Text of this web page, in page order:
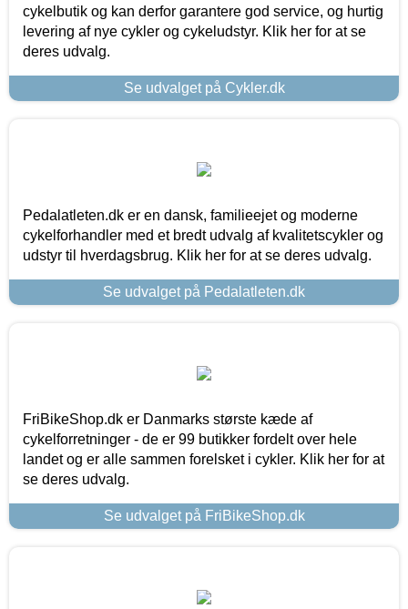
cykelbutik og kan derfor garantere god service, og hurtig
levering af nye cykler og cykeludstyr. Klik her for at se
deres udvalg.
Se udvalget på Cykler.dk
Pedalatleten.dk er en dansk, familieejet og moderne
cykelforhandler med et bredt udvalg af kvalitetscykler og
udstyr til hverdagsbrug. Klik her for at se deres udvalg.
Se udvalget på Pedalatleten.dk
FriBikeShop.dk er Danmarks største kæde af
cykelforretninger - de er 99 butikker fordelt over hele
landet og er alle sammen forelsket i cykler. Klik her for at
se deres udvalg.
Se udvalget på FriBikeShop.dk